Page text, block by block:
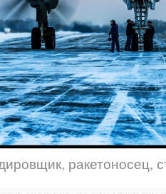
, ракетоносец,